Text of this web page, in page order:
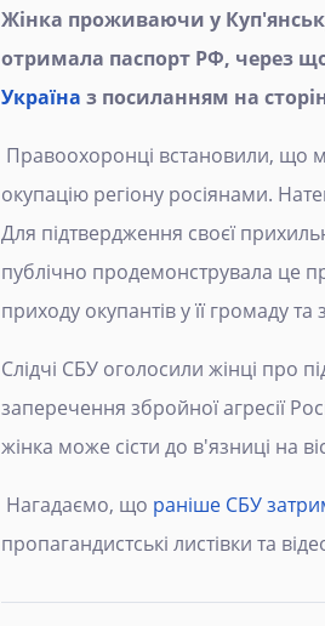
Жінка проживаючи у
отримала паспорт РФ, через
Україна з посиланням на
Правоохоронці встановили, що
окупацію регіону росіянами.
Для підтвердження своєї
публічно продемонструвала це
приходу окупантів у її громаду
Слідчі СБУ оголосили жінці про
заперечення збройної агресії
жінка може сісти до в'язниці на
Нагадаємо, що раніше СБУ
пропагандистські листівки та